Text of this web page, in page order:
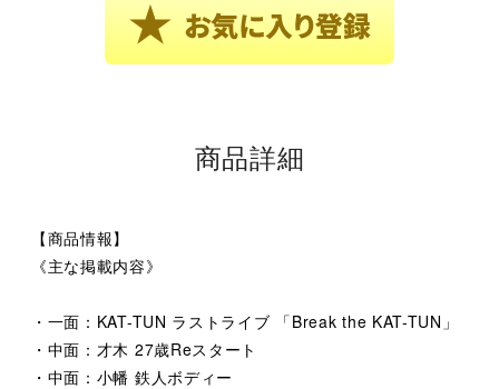
商品詳細
【商品情報】
《主な掲載内容》
・一面：KAT-TUN ラストライブ 「Break the KAT-TUN」
・中面：才木 27歳Reスタート
・中面：小幡 鉄人ボディー